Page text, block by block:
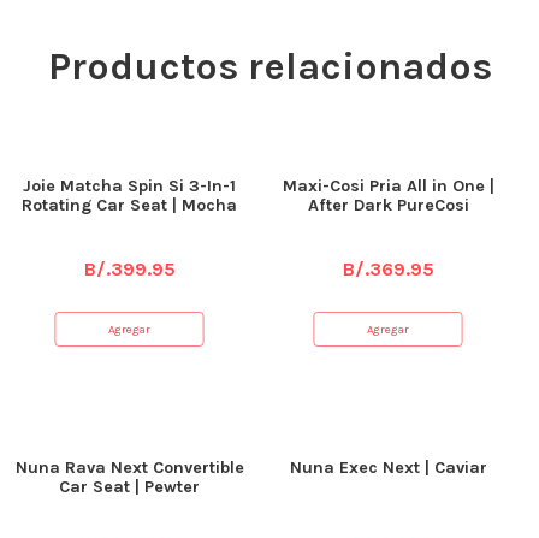
Productos relacionados
Joie Matcha Spin Si 3-In-1
Rotating Car Seat | Mocha
B/.399.95
Agregar
Maxi-Cosi Pria All in One |
After Dark PureCosi
B/.369.95
Agregar
Nuna Rava Next Convertible
Car Seat | Pewter
Nuna Exec Next | Caviar